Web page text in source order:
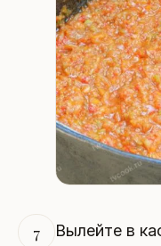
7
Вылейте в